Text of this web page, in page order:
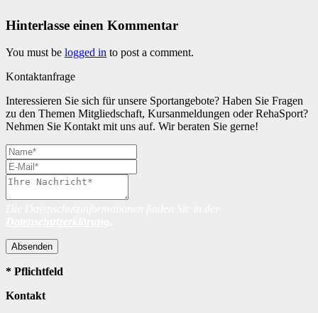
Hinterlasse einen Kommentar
You must be logged in to post a comment.
Kontaktanfrage
Interessieren Sie sich für unsere Sportangebote? Haben Sie Fragen
zu den Themen Mitgliedschaft, Kursanmeldungen oder RehaSport?
Nehmen Sie Kontakt mit uns auf. Wir beraten Sie gerne!
Absenden
* Pflichtfeld
Kontakt